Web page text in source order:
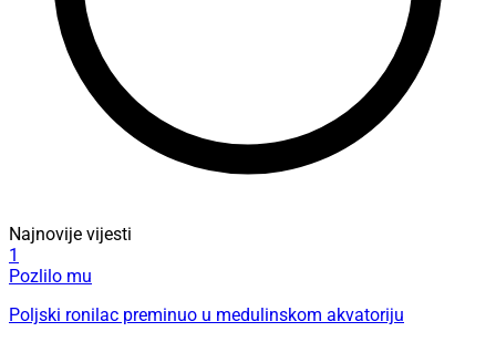
Najnovije vijesti
1
Pozlilo mu
Poljski ronilac preminuo u medulinskom akvatoriju